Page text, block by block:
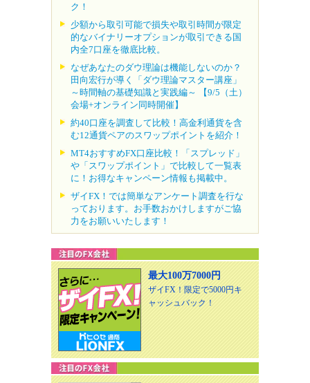
ク！
少額から取引可能で損失や取引時間が限定
的なバイナリーオプションが取引できる国
内全7口座を徹底比較。
なぜあなたのダウ理論は機能しないのか？
田向宏行が導く「ダウ理論マスター講座」
～時間軸の基礎知識と実践編～ 【9/5（土）
会場+オンライン同時開催】
約40口座を調査して比較！高金利通貨を含
む12通貨ペアのスワップポイントを紹介！
MT4おすすめFX口座比較！「スプレッド」
や「スワップポイント」で比較して一覧表
に！お得なキャンペーン情報も掲載中。
ザイFX！では簡単なアンケート調査を行な
っております。お手数おかけしますがご協
力をお願いいたします！
最大100万7000円
ザイFX！限定で5000円キ
ャッシュバック！